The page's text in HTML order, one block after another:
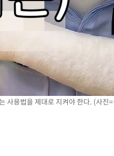
사용법을 제대로 지켜야 한다. (사